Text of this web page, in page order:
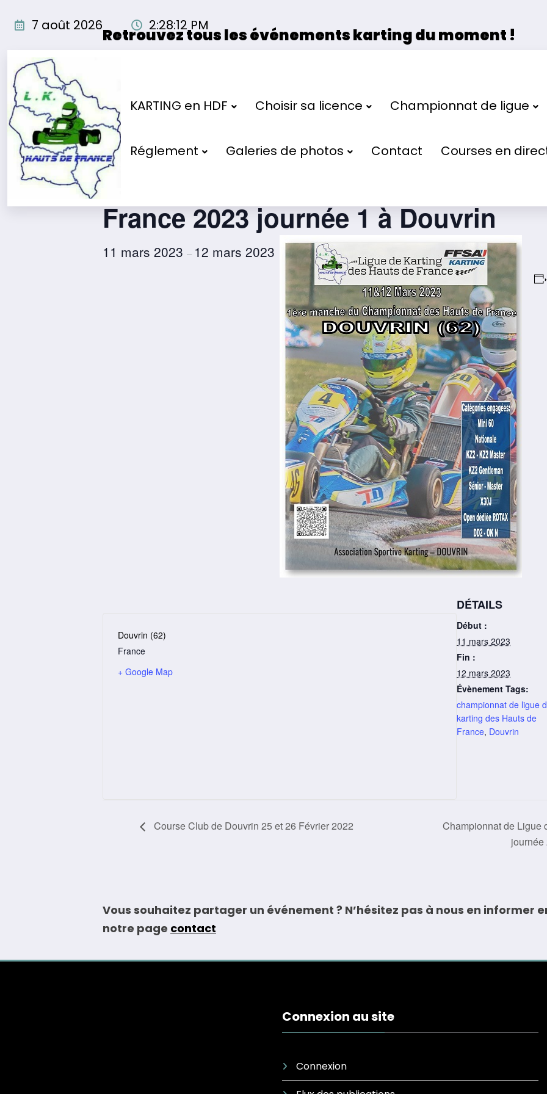
7 août 2026 2:28:13 PM
KARTING en HDF Choisir sa licence Championnat de ligue
Réglement Galeries de photos Contact Courses en
Retrouvez tous les événements karting du moment !
Cet évènement est passé.
France 2023 journée 1 à Douvrin
11 mars 2023 – 12 mars 2023
DÉTAILS
Début :
11 mars 2023
Fin :
12 mars 2023
Évènement Tags:
championnat de ligue
karting des Hauts de
France, Douvrin
Douvrin (62)
France
+ Google Map
NavigationCourse Club de Douvrin 25 et 26 Février 2022
Championnat de Ligue
journée
Vous souhaitez partager un événement ? N’hésitez pas à nous en informer
notre page contact
Connexion au site
Connexion